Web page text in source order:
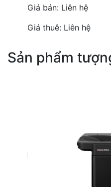
Giá bán: Liên hệ
Giá thuê: Liên hệ
Sản phẩm